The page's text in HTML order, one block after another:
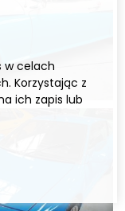
w celach
Korzystając z
ich zapis lub